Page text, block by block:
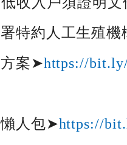
署特約人工生殖機
方案➤https://
人包➤https://